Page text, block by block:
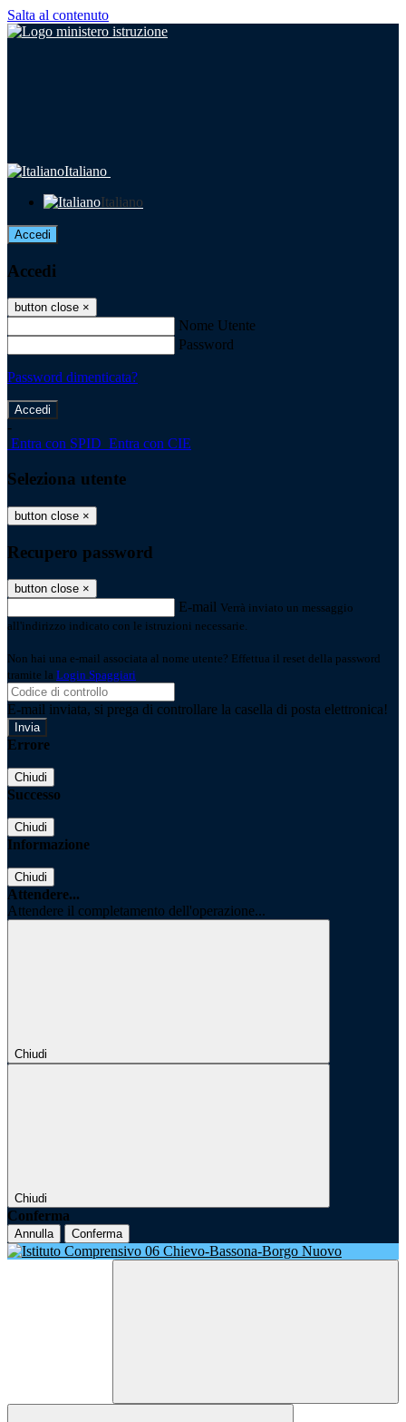
Salta al contenuto
Italiano
Italiano
Accedi
Accedi
button close ×
Nome Utente
Password
Password dimenticata?
-
Entra con SPID Entra con CIE
Seleziona utente
button close ×
Recupero password
button close ×
E-mail Verrà inviato un messaggio
all'indirizzo indicato con le istruzioni necessarie.
Non hai una e-mail associata al nome utente? Effettua il reset della password
tramite la Login Spaggiari
E-mail inviata, si prega di controllare la casella di posta elettronica!
Errore
Chiudi
Successo
Chiudi
Informazione
Chiudi
Attendere...
Attendere il completamento dell'operazione...
Chiudi
Chiudi
Conferma
Annulla Conferma